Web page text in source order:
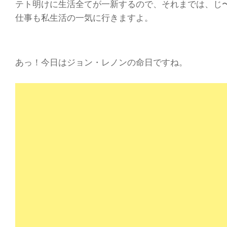
テト明けに生活全てが一新するので、それまでは、じ
仕事も私生活の一気に行きますよ。
あっ！今日はジョン・レノンの命日ですね。